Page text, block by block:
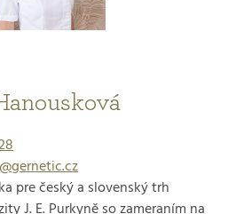
pre český a slovenský trh
J. E. Purkyně so zameraním na